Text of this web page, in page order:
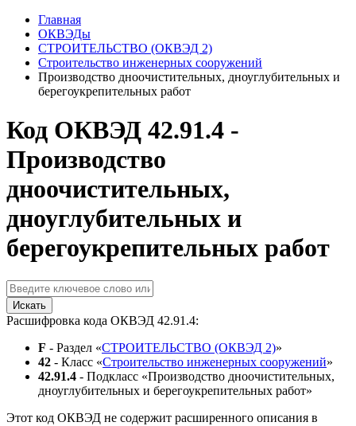
Главная
ОКВЭДы
СТРОИТЕЛЬСТВО (ОКВЭД 2)
Строительство инженерных сооружений
Производство дноочистительных, дноуглубительных и
берегоукрепительных работ
Код ОКВЭД 42.91.4 -
Производство
дноочистительных,
дноуглубительных и
берегоукрепительных работ
Искать
Расшифровка кода ОКВЭД 42.91.4:
F - Раздел «СТРОИТЕЛЬСТВО (ОКВЭД 2)»
42 - Класс «Строительство инженерных сооружений»
42.91.4 - Подкласс «Производство дноочистительных,
дноуглубительных и берегоукрепительных работ»
Этот код ОКВЭД не содержит расширенного описания в